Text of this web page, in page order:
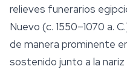
relieves funerarios
Nuevo (c. 1550–1070 a.
de manera prominente
sostenido junto a la